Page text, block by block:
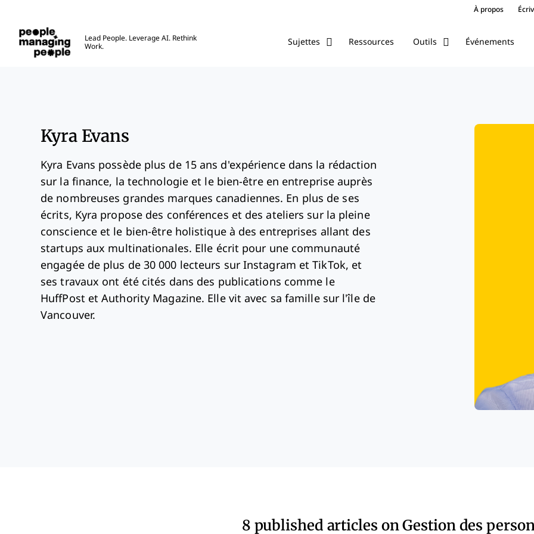
À propos
Lead People. Leverage AI. Rethink
Work.
Sujettes Ressources Outils Événements
Kyra Evans
Kyra Evans possède plus de 15 ans d'expérience dans la rédaction
sur la finance, la technologie et le bien-être en entreprise auprès
de nombreuses grandes marques canadiennes. En plus de ses
écrits, Kyra propose des conférences et des ateliers sur la pleine
conscience et le bien-être holistique à des entreprises allant des
startups aux multinationales. Elle écrit pour une communauté
engagée de plus de 30 000 lecteurs sur Instagram et TikTok, et
ses travaux ont été cités dans des publications comme le
HuffPost et Authority Magazine. Elle vit avec sa famille sur l'île de
Vancouver.
8 published articles on Gestion des